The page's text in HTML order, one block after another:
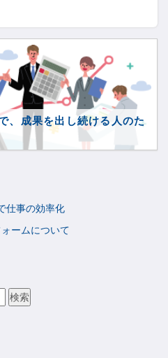
、成果を出し続ける人のた
仕事の効率化
ームについて